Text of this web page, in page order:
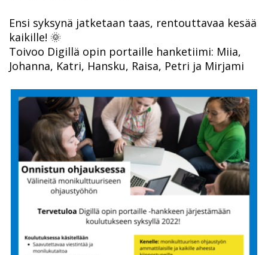
Ensi syksynä jatketaan taas, rentouttavaa kesää
kaikille! 🌞
Toivoo Digillä opin portaille hanketiimi: Miia,
Johanna, Katri, Hansku, Raisa, Petri ja Mirjami